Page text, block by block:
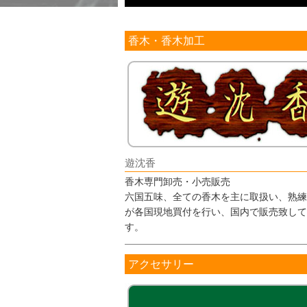
香木・香木加工
遊沈香
香木専門卸売・小売販売
六国五味、全ての香木を主に取扱い、熟
が各国現地買付を行い、国内で販売致し
す。
アクセサリー